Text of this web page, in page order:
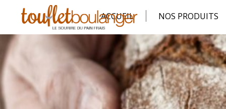
ACCUEIL NOS PRODUITS